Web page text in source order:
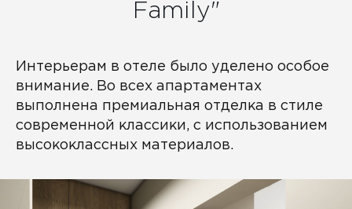
Family"
Интерьерам в отеле было уделено особое
внимание. Во всех апартаментах
выполнена премиальная отделка в стиле
современной классики, с использованием
высококлассных материалов.